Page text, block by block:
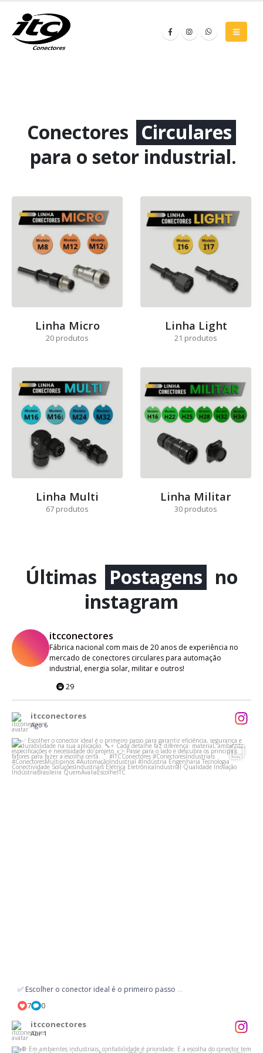
Conectores Circulares
para o setor industrial.
Linha Micro
20 produtos
Linha Light
21 produtos
Linha Multi
67 produtos
Linha Militar
30 produtos
Últimas Postagens no
instagram
itcconectores
Fábrica nacional com mais de 20 anos de experiência no
mercado de conectores circulares para automação
industrial, energia solar, militar e outros!
29
itcconectores
Ago 6
✅ Escolher o conector ideal é o primeiro passo...
7 0
✅ Escolher o conector ideal é o primeiro passo ...
7
0
itcconectores
Abr 1